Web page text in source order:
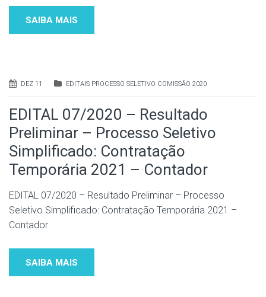
SAIBA MAIS
DEZ 11 EDITAIS PROCESSO SELETIVO COMISSÃO 2020
EDITAL 07/2020 – Resultado
Preliminar – Processo Seletivo
Simplificado: Contratação
Temporária 2021 – Contador
EDITAL 07/2020 – Resultado Preliminar – Processo
Seletivo Simplificado: Contratação Temporária 2021 –
Contador
SAIBA MAIS